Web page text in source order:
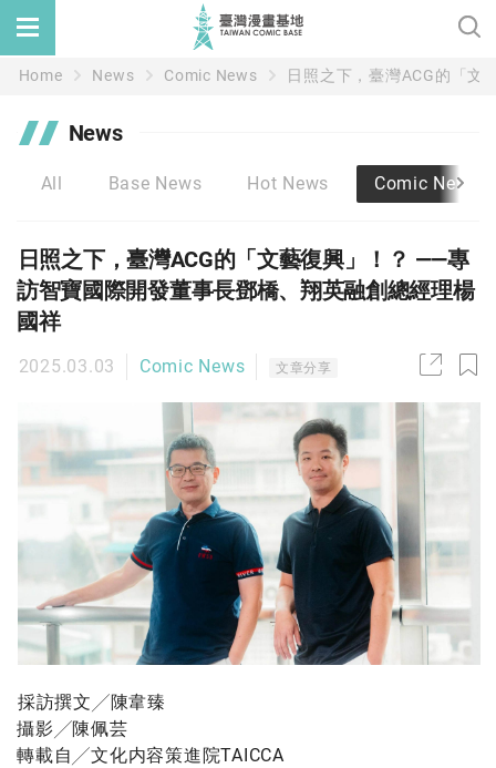
Home News Comic News 日照之下，臺灣ACG的「
News
All Base News Hot News Comic News
日照之下，臺灣ACG的「文藝復興」！？ ——專
訪智寶國際開發董事長鄧橋、翔英融創總經理楊
國祥
2025.03.03 Comic News 文章分享
採訪撰文╱陳韋臻
攝影╱陳佩芸
轉載自╱文化内容策進院TAICCA